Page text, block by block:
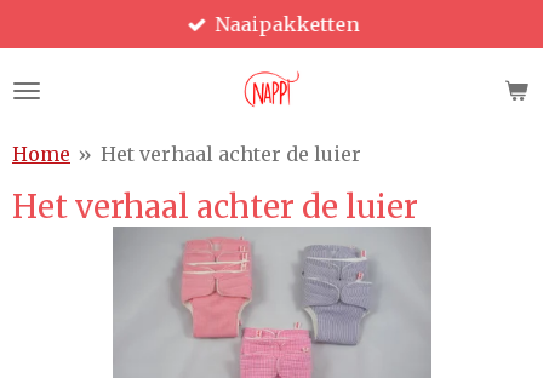
direct
naar
Naaipakketten
Home » Het verhaal achter de luier
Het verhaal achter de luier